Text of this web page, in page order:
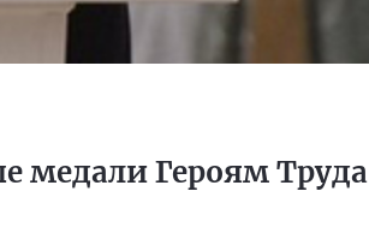
медали Героям Труда